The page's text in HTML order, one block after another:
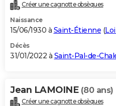
Créer une cagnotte obsèques
Naissance
15/06/1930 à Saint-Étienne (
Décès
31/01/2022 à Saint-Pal-de-
Jean LAMOINE (80 ans)
Créer une cagnotte obsèques